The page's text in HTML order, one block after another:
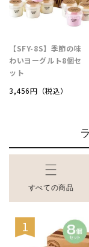
【SFY-8S】季節の味
わいヨーグルト8個セ
ット
3,456円（税込）
すべての商品